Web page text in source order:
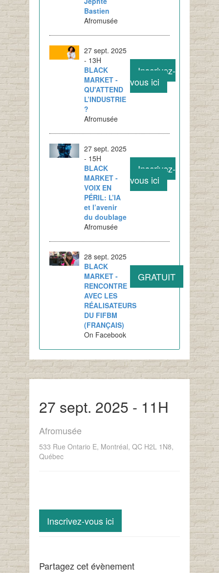
Bastien
Afromusée
27 sept. 2025
- 13H
BLACK
MARKET -
QU'ATTEND
L’INDUSTRIE
?
Afromusée
Inscrivez-
vous ici
27 sept. 2025
- 15H
BLACK
MARKET -
VOIX EN
PÉRIL: L’IA
et l’avenir
du doublage
Afromusée
Inscrivez-
vous ici
28 sept. 2025
BLACK
MARKET -
RENCONTRE
AVEC LES
RÉALISATEURS
DU FIFBM
(FRANÇAIS)
On Facebook
GRATUIT
27 sept. 2025 - 11H
Afromusée
533 Rue Ontario E, Montréal, QC H2L 1N8,
Québec
Inscrivez-vous ici
Partagez cet évènement